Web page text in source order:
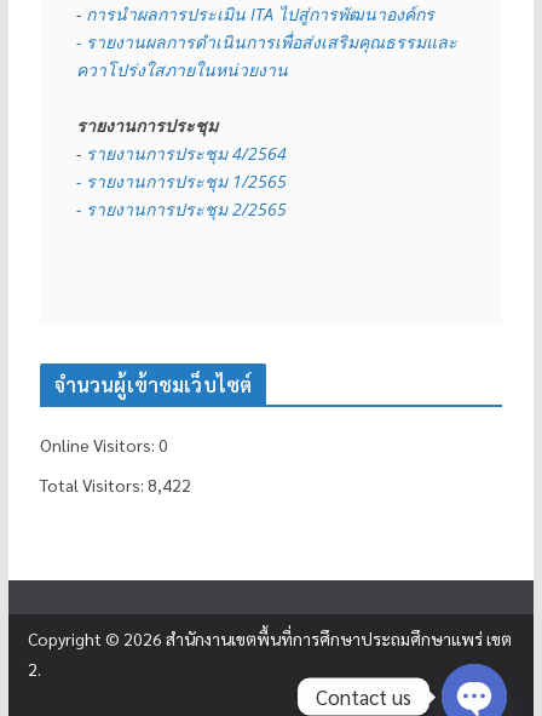
- การนำผลการประเมิน ITA ไปสู่การพัฒนาองค์กร
- รายงานผลการดำเนินการเพื่อส่งเสริมคุณธรรมและ
ควาโปร่งใสภายในหน่วยงาน
รายงานการประชุม
- รายงานการประชุม 4/2564
- รายงานการประชุม 1/2565
- รายงานการประชุม 2/2565
จำนวนผู้เข้าชมเว็บไซต์
Online Visitors: 0
Total Visitors: 8,422
Copyright © 2026 สำนักงานเขตพื้นที่การศึกษาประถมศึกษาแพร่ เขต
2.
Contact us